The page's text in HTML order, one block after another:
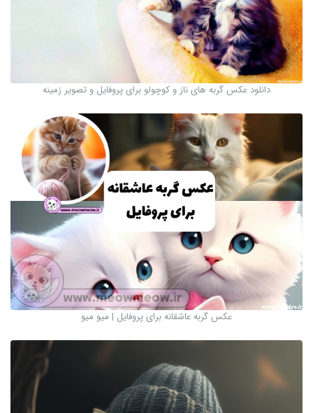
دانلود عکس گربه های ناز و کوچولو برای پروفایل و تصویر زمینه
عکس گربه عاشقانه برای پروفایل | میو میو